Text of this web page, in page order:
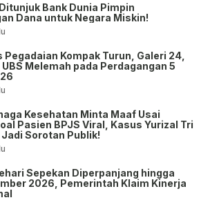
Bank Dunia Pimpin
Dana untuk Negara Miskin!
Pegadaian Kompak Turun, Galeri 24,
Melemah pada Perdagangan 5
Kesehatan Minta Maaf Usai
Pasien BPJS Viral, Kasus Yurizal Tri
Sorotan Publik!
Sepekan Diperpanjang hingga
2026, Pemerintah Klaim Kinerja